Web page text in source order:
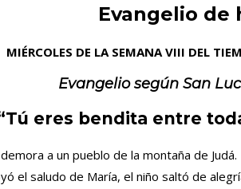
Evangelio de
MIÉRCOLES DE LA SEMANA VIII DEL
Evangelio segúnSan
eres bendita entre
a un pueblo de la montaña de
el saludo de María, el niño saltó de